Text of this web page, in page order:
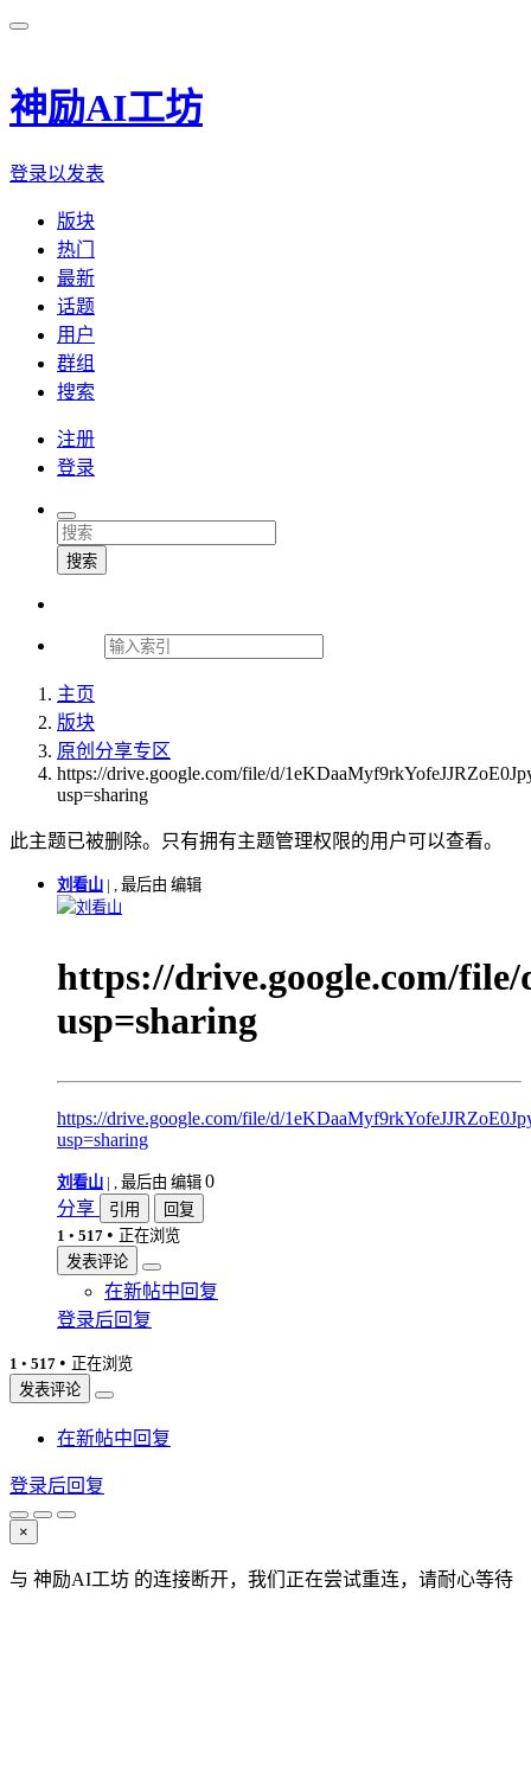
神励AI工坊
登录以发表
版块
热门
最新
话题
用户
群组
搜索
注册
登录
搜索
主页
版块
原创分享专区
https://drive.google.com/file/d/
usp=sharing
此主题已被删除。只有拥有主题管理权限的用户可以查看。
刘看山 |
, 最后由 编辑
刘看山
https://drive.google.com/
usp=sharing
https://drive.google.com/file/d/
usp=sharing
刘看山 | , 最后由 编辑 0
分享
引用
回复
1 • 517 • 正在浏览
发表评论
在新帖中回复
登录后回复
1 • 517 • 正在浏览
发表评论
在新帖中回复
登录后回复
×
与 神励AI工坊 的连接断开，我们正在尝试重连，请耐心等待